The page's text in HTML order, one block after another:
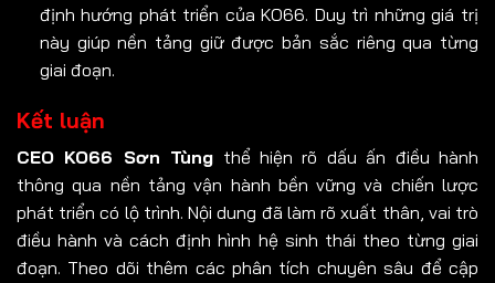
định hướng phát triển của KO66. Duy trì những giá trị
này giúp nền tảng giữ được bản sắc riêng qua từng
giai đoạn.
Kết luận
CEO KO66 Sơn Tùng thể hiện rõ dấu ấn điều hành
thông qua nền tảng vận hành bền vững và chiến lược
phát triển có lộ trình. Nội dung đã làm rõ xuất thân, vai trò
điều hành và cách định hình hệ sinh thái theo từng giai
đoạn. Theo dõi thêm các phân tích chuyên sâu để cập